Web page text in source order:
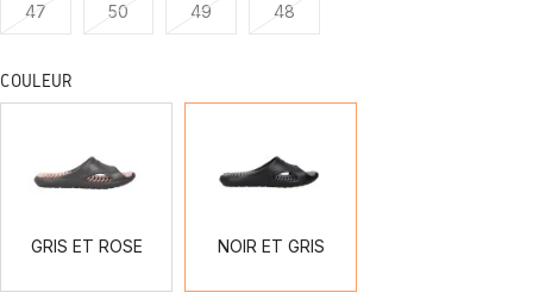
47 50 49 48
COULEUR
GRIS ET ROSE
ROSE
NOIR ET GRIS
GRIS